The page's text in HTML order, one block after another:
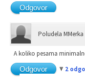
Odgovor
Poludela MMerka
A koliko pesama
Odgovor
2